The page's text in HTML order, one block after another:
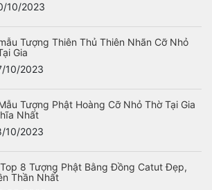
10/2023
Tượng Thiên Thủ Thiên Nhãn Cỡ Nhỏ
Gia
10/2023
Tượng Phật Hoàng Cỡ Nhỏ Thờ Tại Gia
Nhất
10/2023
8 Tượng Phật Bằng Đồng Catut Đẹp,
Thần Nhất